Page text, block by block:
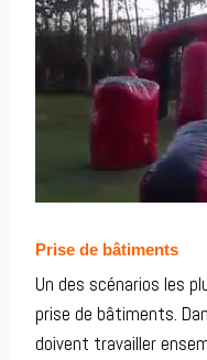
Prise de bâtiments
Un des scénarios les
prise de bâtiments.
doivent travailler